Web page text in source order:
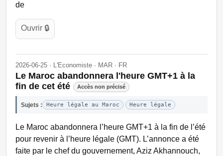
de
Ouvrir 🔒
2026-06-25 · L'Economiste · MAR · FR
Le Maroc abandonnera l'heure GMT+1 à la
fin de cet été
Accès non précisé
Sujets : Heure légale au Maroc Heure légale
Le Maroc abandonnera l’heure GMT+1 à la fin de l’été
pour revenir à l’heure légale (GMT). L’annonce a été
faite par le chef du gouvernement, Aziz Akhannouch,